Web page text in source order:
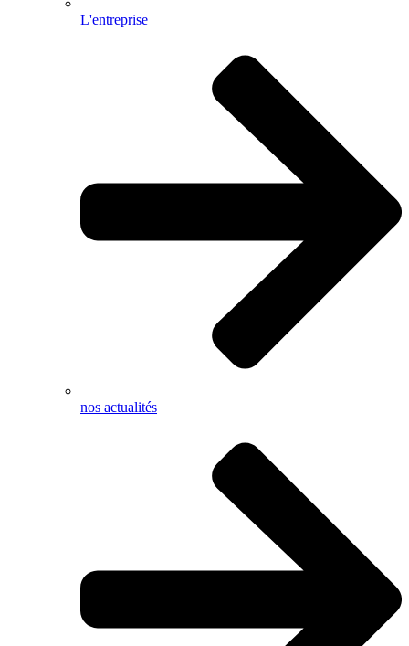
L'entreprise
nos actualités